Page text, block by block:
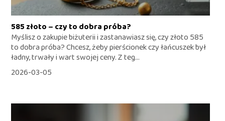
585 złoto – czy to dobra próba?
Myślisz o zakupie biżuterii i zastanawiasz się, czy złoto 585
to dobra próba? Chcesz, żeby pierścionek czy łańcuszek był
ładny, trwały i wart swojej ceny. Z teg...
2026-03-05